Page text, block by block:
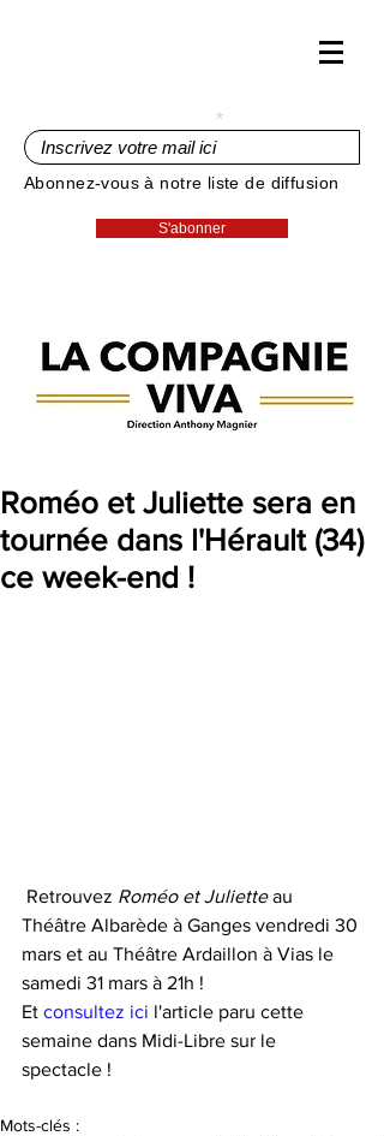
Abonnez-vous à notre liste de diffusion
S'abonner
Roméo et Juliette sera en
tournée dans l'Hérault (34)
ce week-end !
Retrouvez Roméo et Juliette au
Théâtre Albarède à Ganges vendredi 30
mars et au Théâtre Ardaillon à Vias le
samedi 31 mars à 21h !
Et consultez ici l'article paru cette
semaine dans Midi-Libre sur le
spectacle !
Mots-clés :